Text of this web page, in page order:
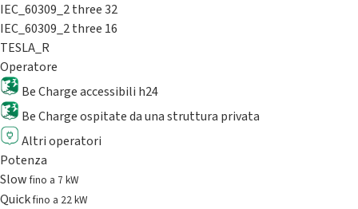
IEC_60309_2 three 32
IEC_60309_2 three 16
TESLA_R
Operatore
Be Charge accessibili h24
Be Charge ospitate da una struttura privata
Altri operatori
Potenza
Slowfino a 7 kW
Quickfino a 22 kW